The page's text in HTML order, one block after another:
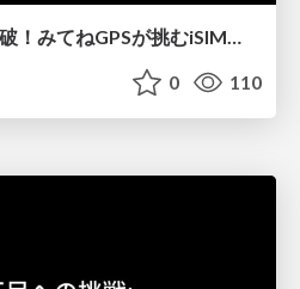
サイズと機能の壁を打破！みてねGPSが挑むiSIM活用秘話【SORACOM Discovery 2026】
0 110